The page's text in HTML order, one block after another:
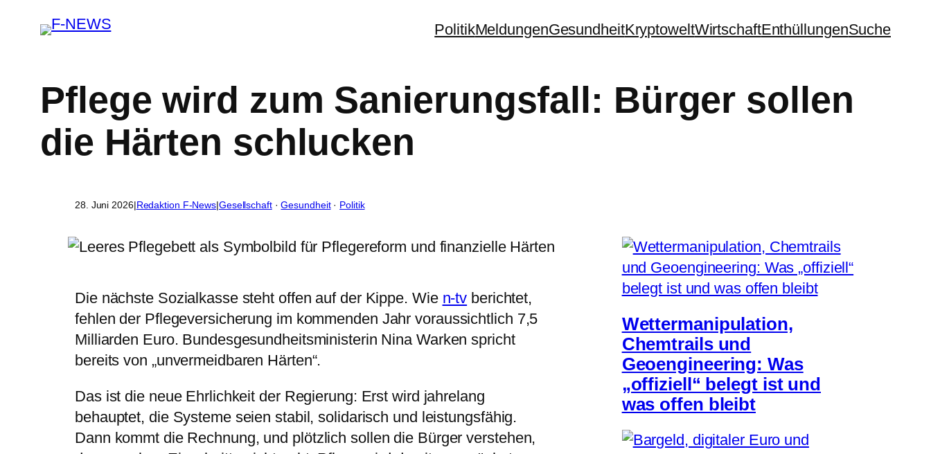
PolitikMeldungenGesundheitKryptoweltWirtschaftEnthüllungenSuche
Pflege wird zum Sanierungsfall: Bürger sollen
die Härten schlucken
28. Juni 2026|Redaktion F-News|Gesellschaft · Gesundheit · Politik
Die nächste Sozialkasse steht offen auf der Kippe. Wie n-tv berichtet,
fehlen der Pflegeversicherung im kommenden Jahr voraussichtlich 7,5
Milliarden Euro. Bundesgesundheitsministerin Nina Warken spricht
bereits von „unvermeidbaren Härten“.
Das ist die neue Ehrlichkeit der Regierung: Erst wird jahrelang
behauptet, die Systeme seien stabil, solidarisch und leistungsfähig.
Dann kommt die Rechnung, und plötzlich sollen die Bürger verstehen,
Wettermanipulation,
Chemtrails und
Geoengineering: Was
„offiziell“ belegt ist und
was offen bleibt